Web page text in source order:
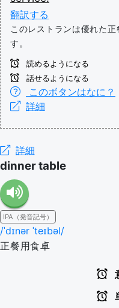
翻訳する
このレストランは優れた
す。
読めるようになる
話せるようになる
このボタンはなに？
詳細
詳細
dinner table
IPA（発音記号）
/ˈdɪnər ˈteɪbəl/
正餐用食卓